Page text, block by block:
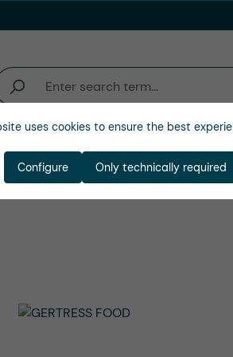
Entreprise
uses cookies to ensure the best
Only technically required
Configure